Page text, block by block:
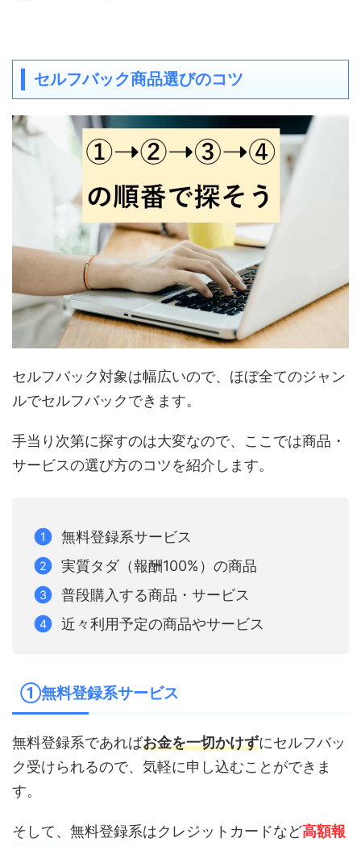
セルフバック商品選びのコツ
セルフバック対象は幅広いので、ほぼ全てのジャン
ルでセルフバックできます。
手当り次第に探すのは大変なので、ここでは商品・
サービスの選び方のコツを紹介します。
無料登録系サービス
実質タダ（報酬100%）の商品
普段購入する商品・サービス
近々利用予定の商品やサービス
①無料登録系サービス
無料登録系であればお金を一切かけずにセルフバッ
ク受けられるので、気軽に申し込むことができま
す。
そして、無料登録系はクレジットカードなど高額報